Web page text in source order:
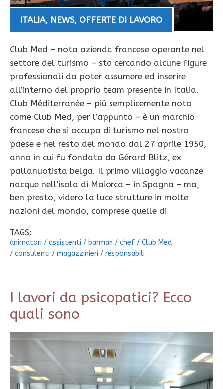
ITALIA, NEWS, OFFERTE DI LAVORO
Club Med – nota azienda francese operante nel
settore del turismo – sta cercando alcune figure
professionali da poter assumere ed inserire
all’interno del proprio team presente in Italia.
Club Méditerranée – più semplicemente noto
come Club Med, per l’appunto – è un marchio
francese che si occupa di turismo nel nostro
paese e nel resto del mondo dal 27 aprile 1950,
anno in cui fu fondato da Gérard Blitz, ex
pallanuotista belga. Il primo villaggio vacanze
nacque nell’isola di Maiorca – in Spagna – ma,
ben presto, videro la luce strutture in molte
nazioni del mondo, comprese quelle di
TAGS:
animatori / assistenti / barman / chef / Club Med
/ consulenti / magazzinieri / responsabili
I lavori da psicopatici? Ecco
quali sono